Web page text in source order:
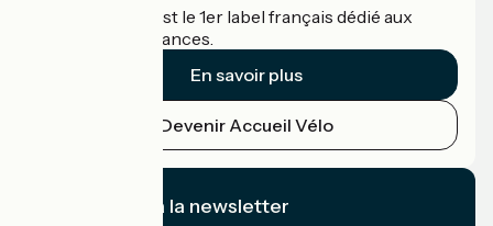
Accueil Vélo c'est le 1er label français dédié aux
cyclistes en vacances.
En savoir plus
Devenir Accueil Vélo
Je m'abonne à la newsletter